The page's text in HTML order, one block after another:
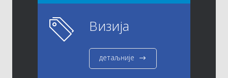
Визија
детаљније